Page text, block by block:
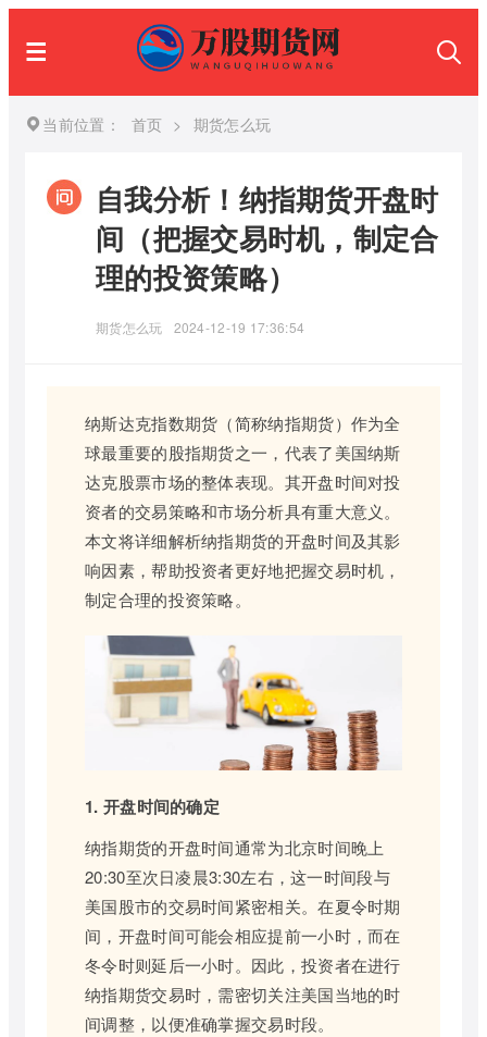
当前位置： 首页 > 期货怎么玩
自我分析！纳指期货开盘时
间（把握交易时机，制定合
理的投资策略）
期货怎么玩 2024-12-19 17:36:54
纳斯达克指数期货（简称纳指期货）作为全
球最重要的股指期货之一，代表了美国纳斯
达克股票市场的整体表现。其开盘时间对投
资者的交易策略和市场分析具有重大意义。
本文将详细解析纳指期货的开盘时间及其影
响因素，帮助投资者更好地把握交易时机，
制定合理的投资策略。
1. 开盘时间的确定
纳指期货的开盘时间通常为北京时间晚上
20:30至次日凌晨3:30左右，这一时间段与
美国股市的交易时间紧密相关。在夏令时期
间，开盘时间可能会相应提前一小时，而在
冬令时则延后一小时。因此，投资者在进行
纳指期货交易时，需密切关注美国当地的时
间调整，以便准确掌握交易时段。